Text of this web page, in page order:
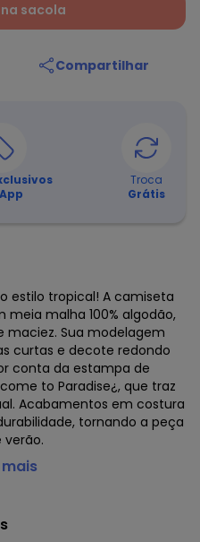
sacola
Compartilhar
Troca
Grátis
estilo tropical! A camiseta
malha 100% algodão,
Sua modelagem
curtas e decote redondo
conta da estampa de
to Paradise¿, que traz
Acabamentos em costura
tornando a peça
verão.
Lettering Amarelo
mais